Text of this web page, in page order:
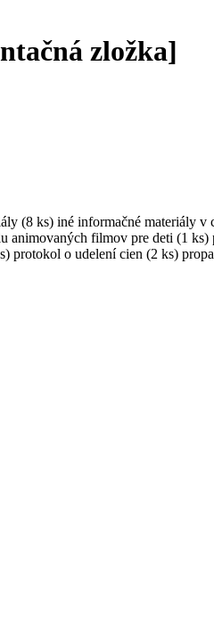
zložka]
(8 ks) iné informačné materiály
filmov pre deti (1
protokol o udelení cien (2 ks)